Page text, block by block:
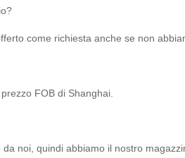
come richiesta anche se non
FOB di Shanghai.
noi, quindi abbiamo il nostro